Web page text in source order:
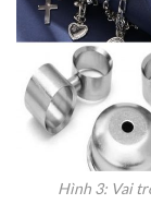
Hình 3: Vai